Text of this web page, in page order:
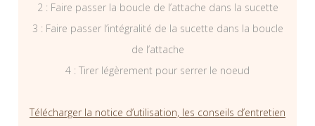
2 : Faire passer la boucle de l’attache dans la sucette
3 : Faire passer l’intégralité de la sucette dans la boucle
de l’attache
4 : Tirer légèrement pour serrer le noeud
Télécharger la notice d’utilisation, les conseils d’entretien